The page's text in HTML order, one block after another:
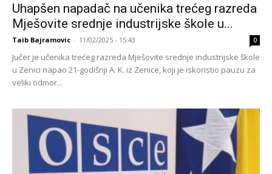
Uhapšen napadač na učenika trećeg razreda
Mješovite srednje industrijske škole u...
Taib Bajramovic - 11/02/2025 - 15:43 0
Jučer je učenika trećeg razreda Mješovite srednje industrijske škole
u Zenici napao 21-godišnji A. K. iz Zenice, koji je iskoristio pauzu za
veliki odmor...